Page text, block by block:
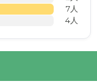
7人
4人